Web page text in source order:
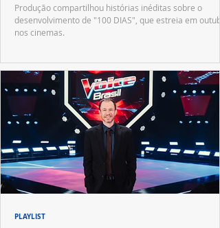
Produção compartilhou histórias inéditas sobre o
desenvolvimento de "100 DIAS", que estreia em
nos cinemas.
PLAYLIST